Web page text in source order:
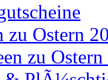
zu Ostern
zu